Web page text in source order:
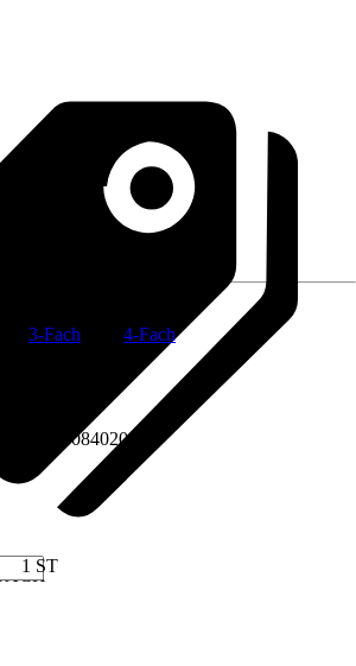
3-Fach
4-Fach
308402063
1 ST